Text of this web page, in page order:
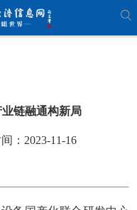
链融通构新局
：2023-11-16